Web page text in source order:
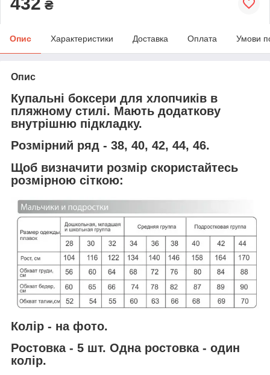
₴
Опис Характеристики Доставка Оплата Умови
Опис
Купальні боксери для хлопчиків в
пляжному стилі. Мають додаткову
внутрішню підкладку.
Розмірний ряд - 38, 40, 42, 44, 46.
Щоб визначити розмір скористайтесь
розмірною сіткою:
Колір - на фото.
Ростовка - 5 шт. Одна ростовка - один
колір.